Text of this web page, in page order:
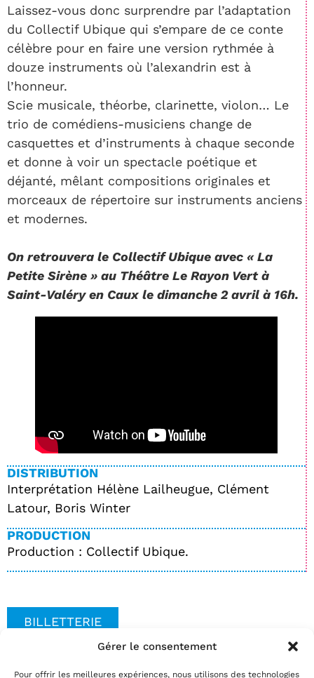
Gérer le consentement
Pour offrir les meilleures expériences, nous utilisons des technologies
Laissez-vous donc surprendre par l’adaptation
du Collectif Ubique qui s’empare de ce conte
célèbre pour en faire une version rythmée à
douze instruments où l’alexandrin est à
l’honneur.
Scie musicale, théorbe, clarinette, violon… Le
trio de comédiens-musiciens change de
casquettes et d’instruments à chaque seconde
et donne à voir un spectacle poétique et
déjanté, mêlant compositions originales et
morceaux de répertoire sur instruments anciens
et modernes.
On retrouvera le Collectif Ubique avec « La
Petite Sirène » au Théâtre Le Rayon Vert à
Saint-Valéry en Caux le dimanche 2 avril à 16h.
DISTRIBUTION
Interprétation Hélène Lailheugue, Clément
Latour, Boris Winter
PRODUCTION
Production : Collectif Ubique.
BILLETTERIE